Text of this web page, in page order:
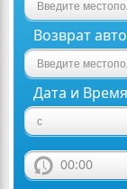
Возврат
Дата и Время
00:00